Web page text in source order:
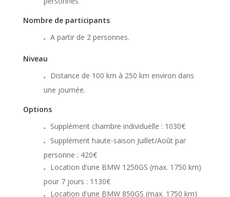
Nombre de participants
A partir de 2 personnes.
Niveau
Distance de 100 km à 250 km environ dans
une journée.
Options
Supplément chambre individuelle : 1030€
Supplément haute-saison Juillet/Août par
personne : 420€
Location d'une BMW 1250GS (max. 1750 km)
pour 7 jours : 1130€
Location d'une BMW 850GS (max. 1750 km)